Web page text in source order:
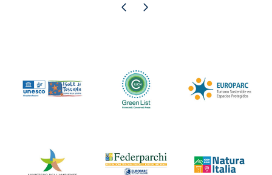
Pagina precedente
Pagina successiva